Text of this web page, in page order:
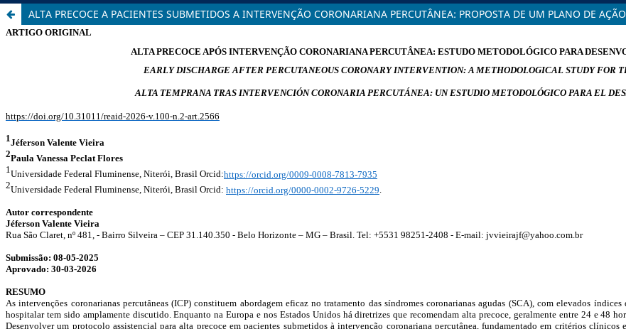
ALTA PRECOCE A PACIENTES SUBMETIDOS A INTERVENÇÃO CORONARIANA PERCUTÂNEA: PROPOSTA DE UM PLANO DE AÇÃO